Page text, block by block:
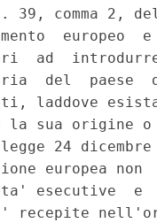
39, comma 2,
ad
del  paese
laddove
sua origine o
24
europea non
esecutive